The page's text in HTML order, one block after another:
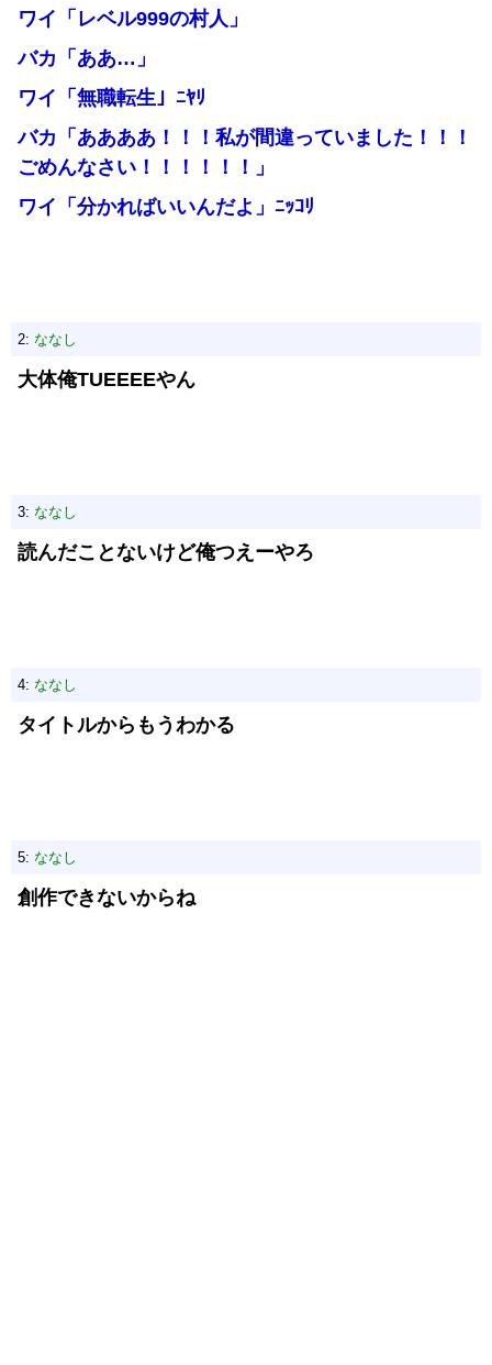
ワイ「レベル999の村人」
バカ「ああ…」
ワイ「無職転生」ﾆﾔﾘ
バカ「ああああ！！！私が間違っていました！！！
ごめんなさい！！！！！！」
ワイ「分かればいいんだよ」ﾆｯｺﾘ
2: ななし
大体俺TUEEEEやん
3: ななし
読んだことないけど俺つえーやろ
4: ななし
タイトルからもうわかる
5: ななし
創作できないからね